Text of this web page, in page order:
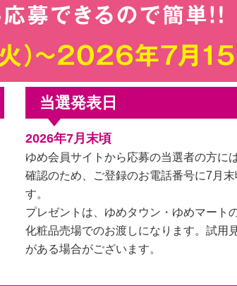
当選発表日
2026年7月末頃
ゆめ会員サイトから応募の当選者の方に
確認のため、ご登録のお電話番号に7月
す。
プレゼントは、ゆめタウン・ゆめマート
化粧品売場でのお渡しになります。試用
がある場合がございます。